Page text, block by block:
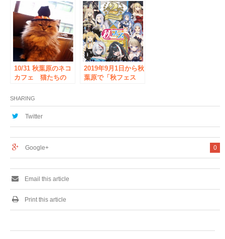
書泉》開催！
案内
10/31 秋葉原のネコ
カフェ 猫たちの
プレイベント」開催
New
2019年9月1日から秋
葉原で「秋フェス
SHARING
Twitter
0
Google+
Email this article
Print this article